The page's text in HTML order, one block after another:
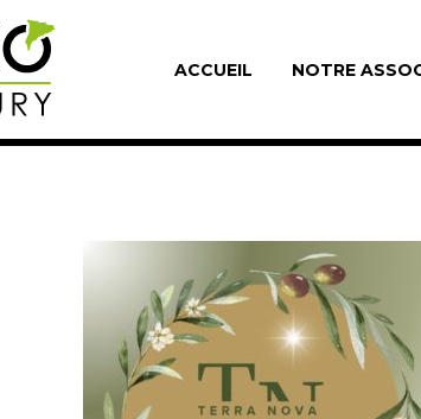
ACCUEIL NOTRE